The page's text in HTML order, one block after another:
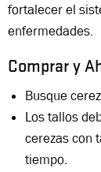
fortalecer el
enfermedades.
Comprar y
Busque
Los tallos
cerezas con
tiempo.